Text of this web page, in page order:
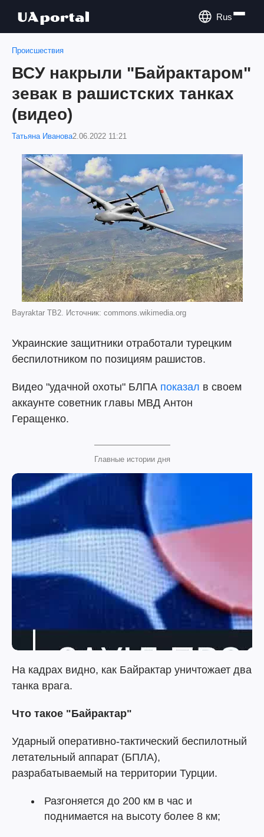
Rus
Происшествия
ВСУ накрыли "Байрактаром"
зевак в рашистских танках
(видео)
Татьяна Иванова2.06.2022 11:21
Bayraktar TB2. Источник: commons.wikimedia.org
Украинские защитники отработали турецким
беспилотником по позициям рашистов.
Видео "удачной охоты" БЛПА показал в своем
аккаунте советник главы МВД Антон
Геращенко.
Главные истории дня
На кадрах видно, как Байрактар уничтожает два
танка врага.
Что такое "Байрактар"
Ударный оперативно-тактический беспилотный
летательный аппарат (БПЛА),
разрабатываемый на территории Турции.
Разгоняется до 200 км в час и
поднимается на высоту более 8 км;